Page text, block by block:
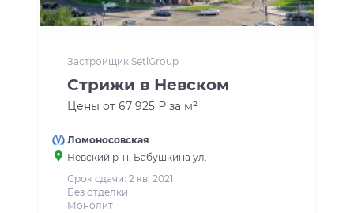
Застройщик SetlGroup
Стрижи в Невском
Цены от 67 925 ₽ за м²
Ломоносовская
Невский р-н, Бабушкина ул.
Срок сдачи: 2 кв. 2021
Без отделки
Монолит